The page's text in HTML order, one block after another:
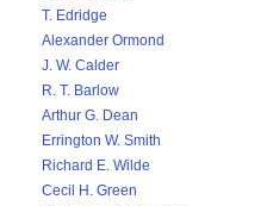
T. Edridge
Alexander Ormond
J. W. Calder
R. T. Barlow
Arthur G. Dean
Errington W. Smith
Richard E. Wilde
Cecil H. Green